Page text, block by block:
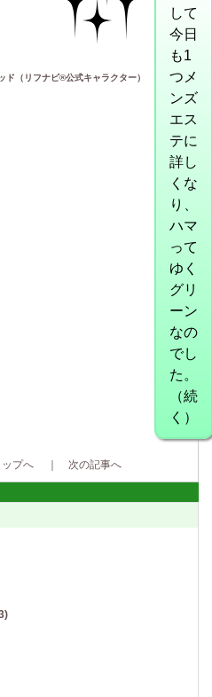
ド（リフナビ®公式キャラクター）
して
今日
も1
つメ
ンズ
エス
テに
詳し
くな
り、
ハマ
って
ゆく
グリ
ーン
なの
でし
た。
（続
く）
ップへ ｜ 次の記事へ